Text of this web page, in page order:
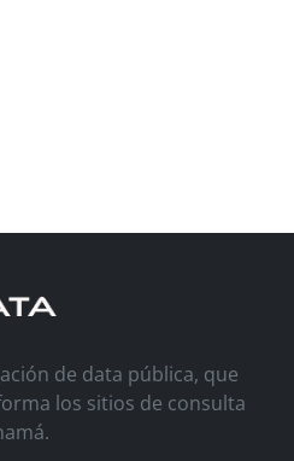
de data pública, que
los sitios de consulta